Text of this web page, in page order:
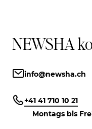
NEWSHA
info@newsha.ch
+41 41 710 10 21
Montags bis